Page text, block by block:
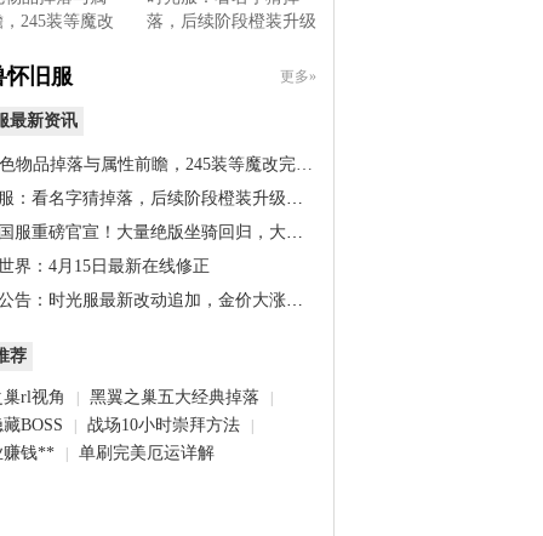
245装等魔改
落，后续阶段橙装升级
怀旧服 更多»
最新资讯
物品掉落与属性前瞻，245装等魔改完…
：看名字猜掉落，后续阶段橙装升级道…
服重磅官宣！大量绝版坐骑回归，大米…
界：4月15日最新在线修正
告：时光服最新改动追加，金价大涨！…
荐
rl视角 黑翼之巢五大经典掉落
BOSS 战场10小时崇拜方法
赚钱** 单刷完美厄运详解